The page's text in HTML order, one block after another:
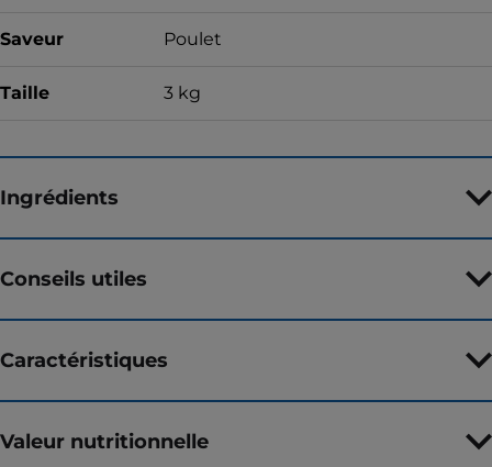
Saveur Poulet
Taille 3 kg
Ingrédients
Conseils utiles
Caractéristiques
Valeur nutritionnelle